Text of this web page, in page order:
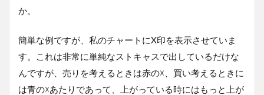
か。
簡単な例ですが、私のチャートにX印を表示させていま
す。これは非常に単純なストキャスで出しているだけな
んですが、売りを考えるときは赤の☓、買い考えるときに
は青の☓あたりであって、上がっている時にはもっと上が